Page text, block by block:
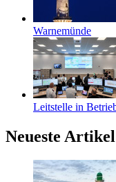
Warnemünde
Leitstelle in
Neueste Artikel